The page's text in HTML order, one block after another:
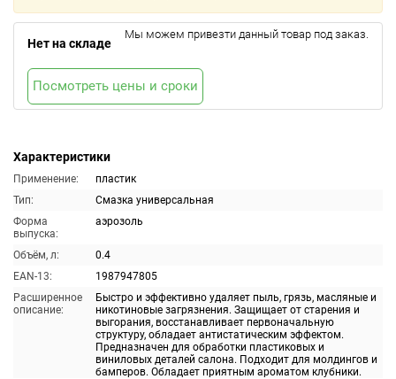
Характеристики
Применение:
пластик
Тип:
Смазка универсальная
Форма
выпуска:
аэрозоль
Объём, л:
0.4
EAN-13:
1987947805
Расширенное
описание:
Быстро и эффективно удаляет пыль, грязь, масляные и
никотиновые загрязнения. Защищает от старения и
выгорания, восстанавливает первоначальную
структуру, обладает антистатическим эффектом.
Предназначен для обработки пластиковых и
виниловых деталей салона. Подходит для молдингов и
бамперов. Обладает приятным ароматом клубники.
Нет на складе
Мы можем привезти данный товар под заказ.
Посмотреть цены и сроки